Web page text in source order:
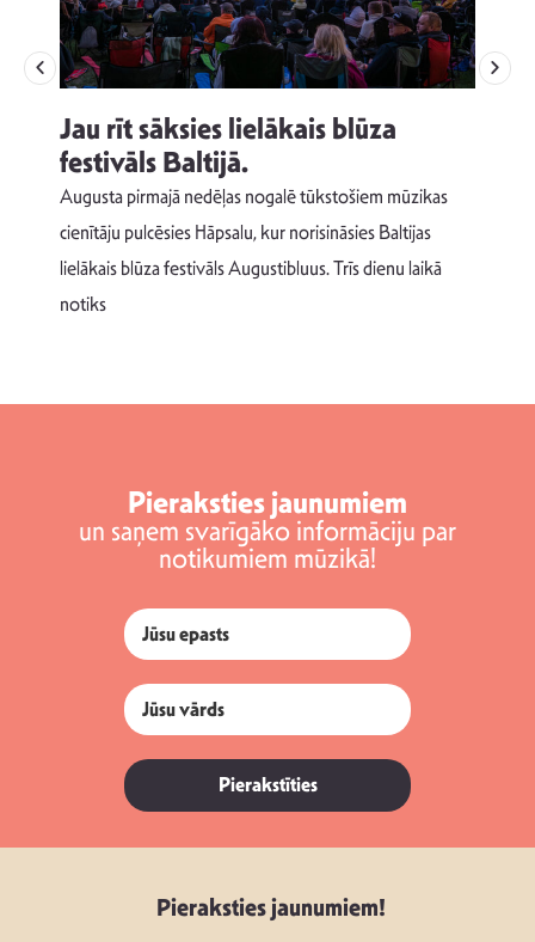
Jau rīt sāksies lielākais blūza
festivāls Baltijā.
Augusta pirmajā nedēļas nogalē tūkstošiem mūzikas
cienītāju pulcēsies Hāpsalu, kur norisināsies Baltijas
lielākais blūza festivāls Augustibluus. Trīs dienu laikā
notiks
Pieraksties jaunumiem
un saņem svarīgāko informāciju par
notikumiem mūzikā!
Pierakstīties
Pieraksties jaunumiem!